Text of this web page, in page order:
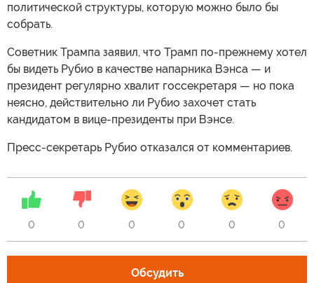
политической структуры, которую можно было бы
собрать.
Советник Трампа заявил, что Трамп по-прежнему хотел
бы видеть Рубио в качестве напарника Вэнса — и
президент регулярно хвалит госсекретаря — но пока
неясно, действительно ли Рубио захочет стать
кандидатом в вице-президенты при Вэнсе.
Пресс-секретарь Рубио отказался от комментариев.
0 0 0 0 0 0
Обсудить